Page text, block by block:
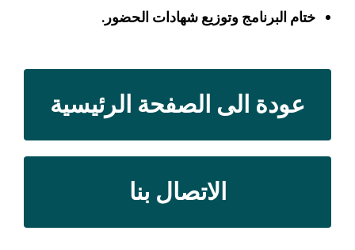
ختام البرنامج وتوزيع شهادات الحضور.
عودة الى الصفحة الرئيسية
الاتصال بنا